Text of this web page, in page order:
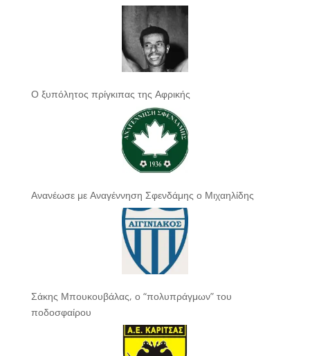
Ο ξυπόλητος πρίγκιπας της Αφρικής
Ανανέωσε με Αναγέννηση Σφενδάμης ο Μιχαηλίδης
Σάκης Μπουκουβάλας, ο “πολυπράγμων” του
ποδοσφαίρου